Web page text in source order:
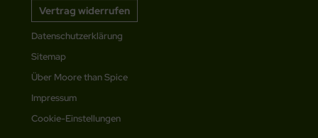
Vertrag widerrufen
Datenschutzerklärung
Sitemap
Über Moore than Spice
Impressum
Cookie-Einstellungen